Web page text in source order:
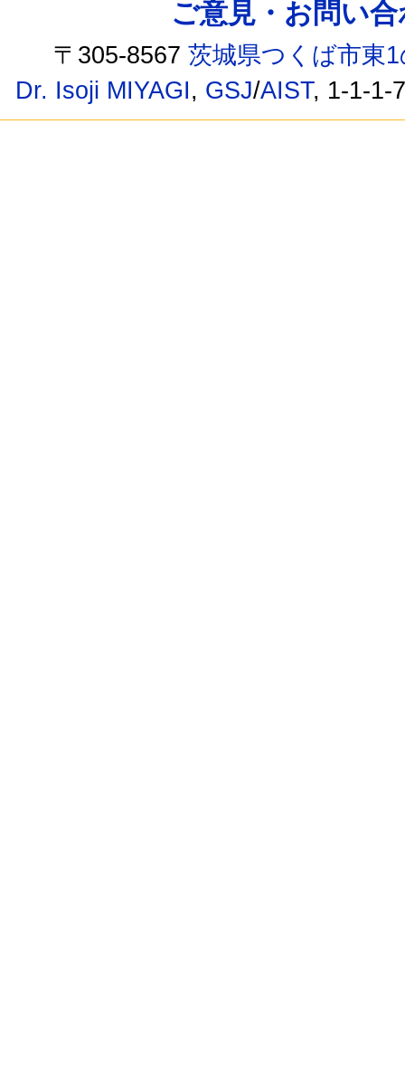
ご意見・お問い
〒305-8567茨城県つくば市東
Dr. Isoji MIYAGI, GSJ/AIST, 1-1-1-